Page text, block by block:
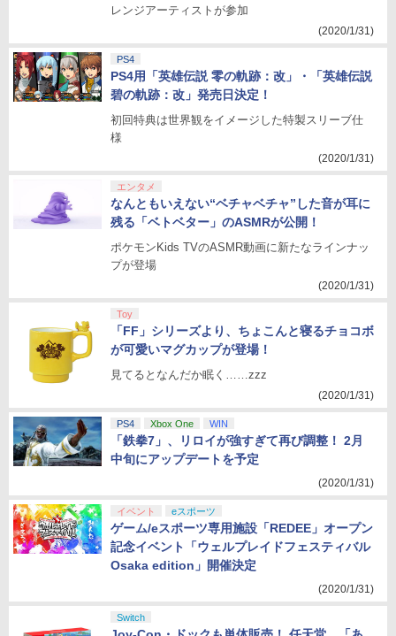
レンジアーティストが参加
(2020/1/31)
PS4
PS4用「英雄伝説 零の軌跡：改」・「英雄伝説
碧の軌跡：改」発売日決定！
初回特典は世界観をイメージした特製スリーブ仕
様
(2020/1/31)
エンタメ
なんともいえない“ベチャベチャ”した音が耳に
残る「ベトベター」のASMRが公開！
ポケモンKids TVのASMR動画に新たなラインナッ
プが登場
(2020/1/31)
Toy
「FF」シリーズより、ちょこんと寝るチョコボ
が可愛いマグカップが登場！
見てるとなんだか眠く……zzz
(2020/1/31)
PS4 Xbox One WIN
「鉄拳7」、リロイが強すぎて再び調整！ 2月
中旬にアップデートを予定
(2020/1/31)
イベント eスポーツ
ゲーム/eスポーツ専用施設「REDEE」オープン
記念イベント「ウェルプレイドフェスティバル
Osaka edition」開催決定
(2020/1/31)
Switch